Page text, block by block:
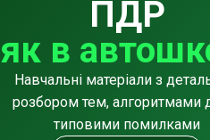
ПДР
як в
Навчальні матеріали з
розбором тем, алгоритмами
типовими помилками